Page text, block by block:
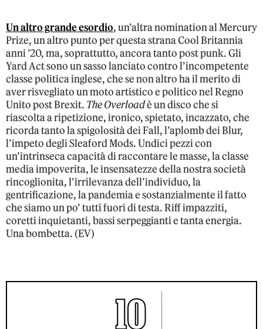
Un altro grande esordio, un’altra nomination al Mercury
Prize, un altro punto per questa strana Cool Britannia
anni ’20, ma, soprattutto, ancora tanto post punk. Gli
Yard Act sono un sasso lanciato contro l’incompetente
classe politica inglese, che se non altro ha il merito di
aver risvegliato un moto artistico e politico nel Regno
Unito post Brexit. The Overloadè un disco che si
riascolta a ripetizione, ironico, spietato, incazzato, che
ricorda tanto la spigolosità dei Fall, l’aplomb dei Blur,
l’impeto degli Sleaford Mods. Undici pezzi con
un’intrinseca capacità di raccontare le masse, la classe
media impoverita, le insensatezze della nostra società
rincoglionita, l’irrilevanza dell’individuo, la
gentrificazione, la pandemia e sostanzialmente il fatto
che siamo un po’ tutti fuori di testa. Riff impazziti,
coretti inquietanti, bassi serpeggianti e tanta energia.
Una bombetta. (EV)
10